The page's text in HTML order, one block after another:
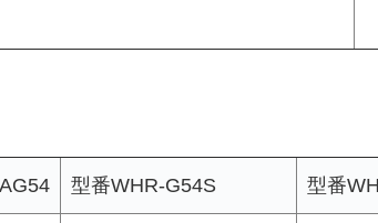
型番WHR-G54S 型番